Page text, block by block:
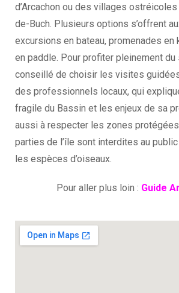
d’Arcachon ou des villages
de-Buch. Plusieurs options s’offrent
excursions en bateau, promenades en
en paddle. Pour profiter pleinement
conseillé de choisir les visites
des professionnels locaux, qui
fragile du Bassin et les enjeux de sa
aussi à respecter les zones
parties de l’île sont interdites au
les espèces d’oiseaux.
Pour aller plus loin : Guide